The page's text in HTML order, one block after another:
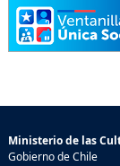
Ministerio de las
Gobierno de Chile